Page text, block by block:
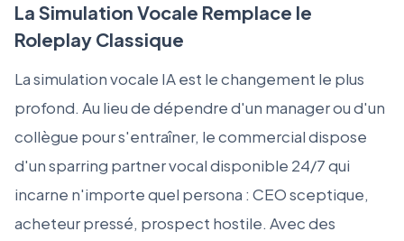
La Simulation Vocale Remplace le
Roleplay Classique
La simulation vocale IA est le changement le plus
profond. Au lieu de dépendre d'un manager ou d'un
collègue pour s'entraîner, le commercial dispose
d'un sparring partner vocal disponible 24/7 qui
incarne n'importe quel persona : CEO sceptique,
acheteur pressé, prospect hostile. Avec des